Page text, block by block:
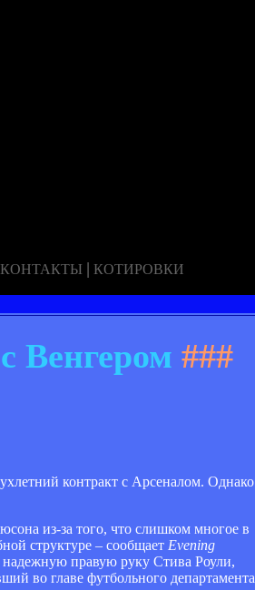
КОНТАКТЫ | КОТИРОВКИ
Венгером ###
контракт с Арсеналом. Однако
из-за того, что слишком многое в
структуре – сообщает Evening
надежную правую руку Стива Роули,
во главе футбольного департамента